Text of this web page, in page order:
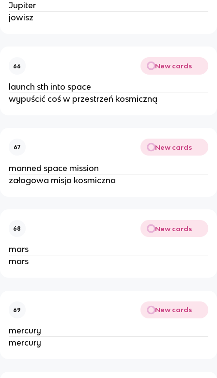
Jupiter
jowisz
66 New cards
launch sth into space
wypuścić coś w przestrzeń kosmiczną
67 New cards
manned space mission
załogowa misja kosmiczna
68 New cards
mars
mars
69 New cards
mercury
mercury